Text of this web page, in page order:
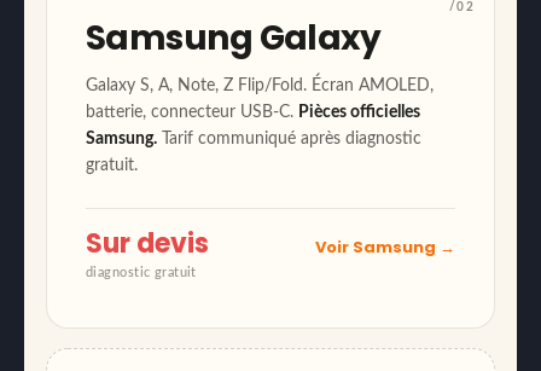
/02
Samsung Galaxy
Galaxy S, A, Note, Z Flip/Fold. Écran AMOLED,
batterie, connecteur USB-C. Pièces officielles
Samsung. Tarif communiqué après diagnostic
gratuit.
Sur devis
diagnostic gratuit
Voir Samsung →